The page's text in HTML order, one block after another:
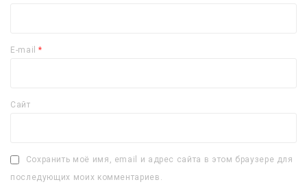
E-mail*
Сайт
Сохранить моё имя, email и адрес сайта в этом браузере для
последующих моих комментариев.